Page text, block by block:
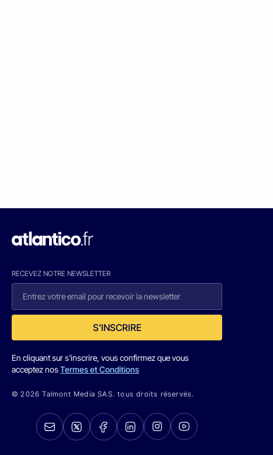
RECEVEZ NOTRE NEWSLETTER
S'INSCRIRE
En cliquant sur s'inscrire, vous confirmez que vous
acceptez nosTermes et Conditions
© 2026 Talmont Media SAS. tous droits réservés.